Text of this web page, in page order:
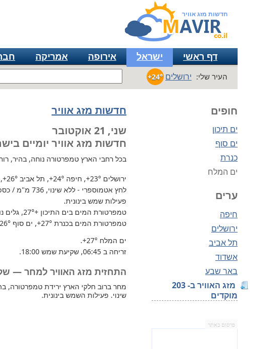
חדשות מזג אוויר
דף ראשי ישראל אירופה אמריקה
העיר שלי: ירושלים +24°
חופים
ים תיכון
ים סוף
כנרת
ים המלח
ערים
חיפה
ירושלים
תל אביב
אשדוד
באר שבע
מזג האוויר ב- 203
מוקדים
פרסום באתר
חדשות מזג אוויר
שני, 21 אוקטובר
חדשות מזג אוויר יומיים
בכל רחבי הארץ טמפרטורה נוחה, בהיר, רוח זעיר
ירושלים +23°, חיפה +24°, תל אביב +26°
לחץ אטמוספרי - ללא שינוי, 736 מ"מ / כספית עמ '
פעילות שמש בינונית.
טמפרטורת המים בים התיכון +27°
, גלים
טמפרטורת המים בכנרת +27°, ים סוף
ים המלח +27°
.
זריחה ב 06:45, שקיעת שמש 18:00.
התחזית מזג האוויר למחר — שלישי, 22
שינוי. פעילות השמש בינונית.